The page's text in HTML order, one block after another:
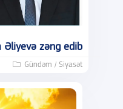
Əliyevə zəng edib
Gündəm / Siyasət